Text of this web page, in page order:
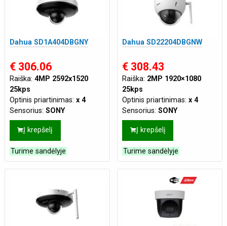
Dahua SD1A404DBGNY
€ 306.06
Raiška: 4MP 2592x1520
25kps
Optinis priartinimas: x 4
Sensorius: SONY
Naktinis pašvietimas:
Tinklo jungtis:LAN
Maitinimas:DC 12V 2A
PoE(802.3af 48 VDC)
Į krepšelį
Turime sandėlyje
Dahua SD22204DBGNW
€ 308.43
Raiška: 2MP 1920×1080
25kps
Optinis priartinimas:x 4
Sensorius:SONY
Tinklo jungtis:WIFI
Maitinimas:DC 12V 1A
Į krepšelį
Turime sandėlyje